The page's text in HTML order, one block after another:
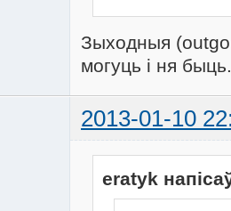
Зыходныя
могуць і ня быць.
2013-01-10
eratyk